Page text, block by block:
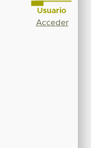
Usuario
Acceder